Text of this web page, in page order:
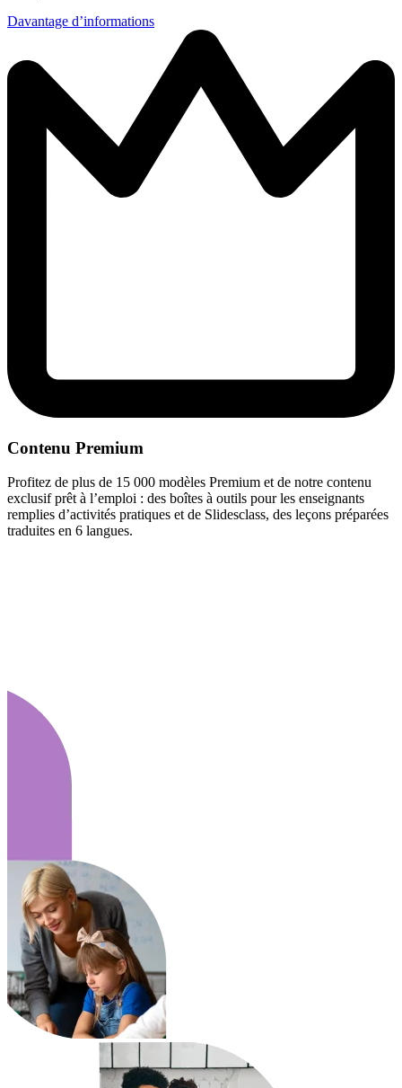
Davantage d’informations
Contenu Premium
Profitez de plus de 15 000 modèles Premium et de notre contenu
exclusif prêt à l’emploi : des boîtes à outils pour les enseignants
remplies d’activités pratiques et de Slidesclass, des leçons préparées
traduites en 6 langues.